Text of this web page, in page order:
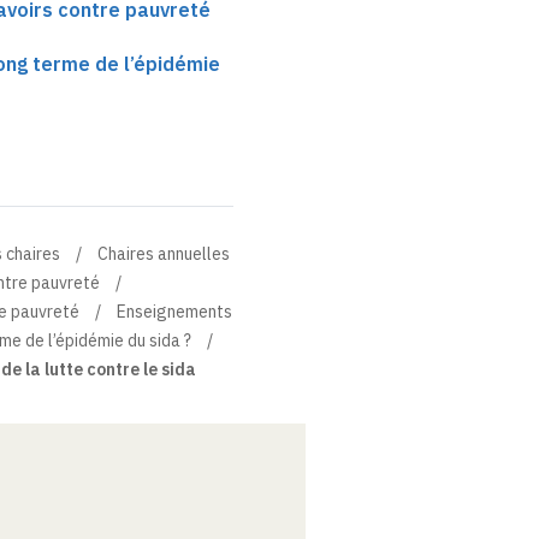
contre pauvreté
terme de l’épidémie
chaires
Chaires annuelles
pauvreté
pauvreté
Enseignements
de l’épidémie du sida ?
la lutte contre le sida